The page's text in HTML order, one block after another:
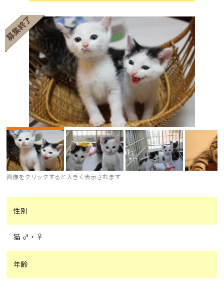
画像をクリックすると大きく表示されます
性別
猫 ♂・♀
年齢